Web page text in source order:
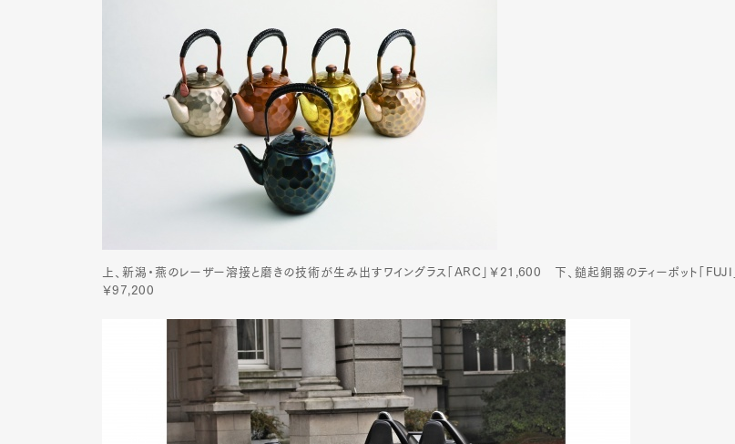
Pen Membership
上、新潟・燕のレーザー溶接と磨きの技術が生み出すワイングラス「ARC」￥21,600 下、鎚起銅器のティーポット「FUJI」
￥97,200